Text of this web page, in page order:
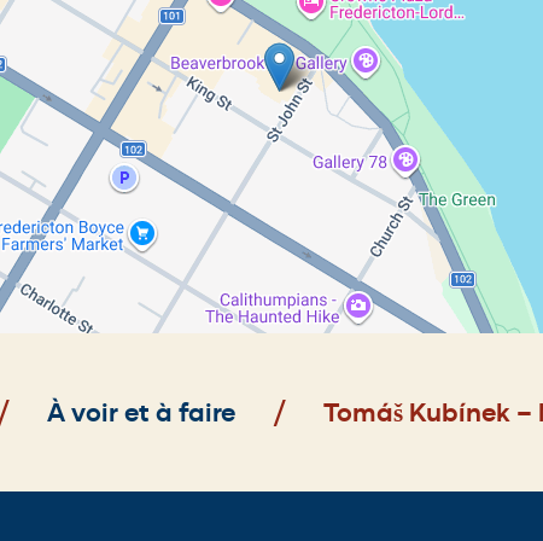
À voir et à faire Tomáš Kubínek –